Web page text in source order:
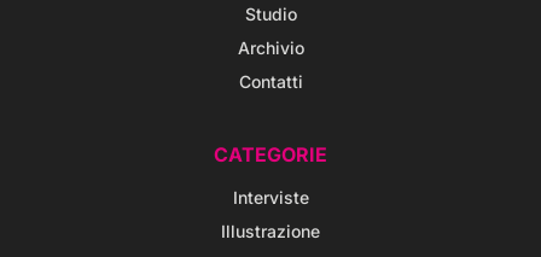
Studio
Archivio
Contatti
CATEGORIE
Interviste
Illustrazione